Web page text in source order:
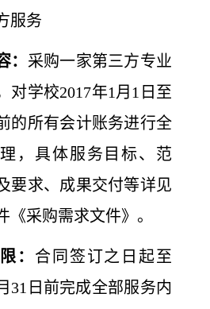
服务
： 采购一家第三方专业
对学校2017年1月1日至
的所有会计账务进行全
，具体服务目标、范
要求、成果交付等详见
《采购需求文件》。
： 合同签订之日起至
31日前完成全部服务内